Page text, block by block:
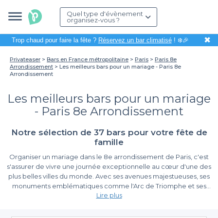
Quel type d'évènement
organisez-vous ?
Trop chaud pour faire la fête ? Réservez un bar climatisé! ❄️🎉 ✖
Privateaser Bars en France métropolitaine Paris
Paris 8e
Arrondissement
Les meilleurs bars pour un mariage - Paris 8e
Arrondissement
Les meilleurs bars pour un mariage
- Paris 8e Arrondissement
Notre sélection de 37 bars pour votre fête de
famille
Organiser un mariage dans le 8e arrondissement de Paris, c'est
s'assurer de vivre une journée exceptionnelle au cœur d'une des
plus belles villes du monde. Avec ses avenues majestueuses, ses
monuments emblématiques comme l'Arc de Triomphe et ses
magnifiques jardins, cet arrondissement offre le cadre idéal pour
fête grandiose,trouver le bon lieu est primordial.
Optez pour la simplicité avec Privateaser
Lire plus